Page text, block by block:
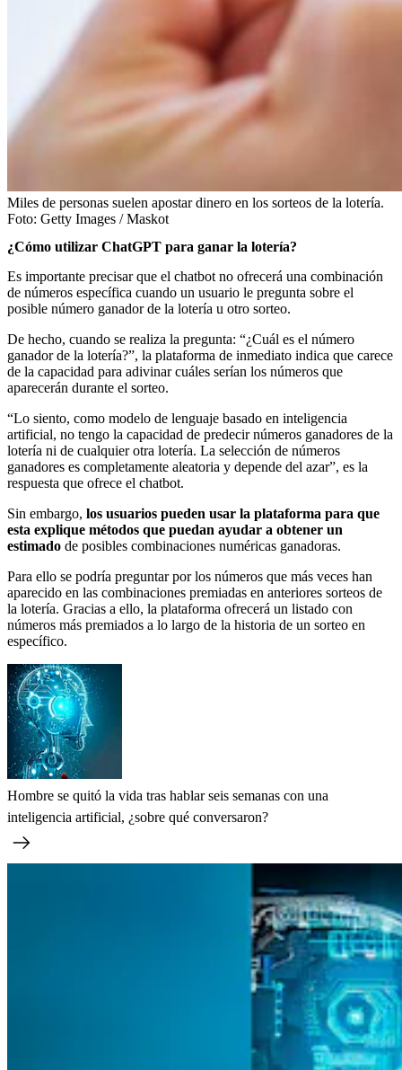
Miles de personas suelen apostar dinero en los sorteos de la lotería.
Foto: Getty Images / Maskot
¿Cómo utilizar ChatGPT para ganar la lotería?
Es importante precisar que el chatbot no ofrecerá una combinación
de números específica cuando un usuario le pregunta sobre el
posible número ganador de la lotería u otro sorteo.
De hecho, cuando se realiza la pregunta: “¿Cuál es el número
ganador de la lotería?”, la plataforma de inmediato indica que carece
de la capacidad para adivinar cuáles serían los números que
aparecerán durante el sorteo.
“Lo siento, como modelo de lenguaje basado en inteligencia
artificial, no tengo la capacidad de predecir números ganadores de la
lotería ni de cualquier otra lotería. La selección de números
ganadores es completamente aleatoria y depende del azar”, es la
respuesta que ofrece el chatbot.
Sin embargo, los usuarios pueden usar la plataforma para que
esta explique métodos que puedan ayudar a obtener un
estimado de posibles combinaciones numéricas ganadoras.
Para ello se podría preguntar por los números que más veces han
aparecido en las combinaciones premiadas en anteriores sorteos de
la lotería. Gracias a ello, la plataforma ofrecerá un listado con
números más premiados a lo largo de la historia de un sorteo en
específico.
Hombre se quitó la vida tras hablar seis semanas con una
inteligencia artificial, ¿sobre qué conversaron?